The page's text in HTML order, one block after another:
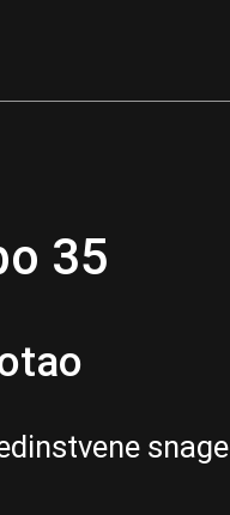
35